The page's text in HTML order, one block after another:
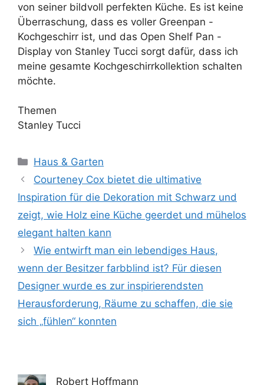
von seiner bildvoll perfekten Küche. Es ist keine
Überraschung, dass es voller Greenpan -
Kochgeschirr ist, und das Open Shelf Pan -
Display von Stanley Tucci sorgt dafür, dass ich
meine gesamte Kochgeschirrkollektion schalten
möchte.
Themen
Stanley Tucci
Kategorien
Haus & Garten
Courteney Cox bietet die ultimative
Inspiration für die Dekoration mit Schwarz und
zeigt, wie Holz eine Küche geerdet und mühelos
elegant halten kann
Wie entwirft man ein lebendiges Haus,
wenn der Besitzer farbblind ist? Für diesen
Designer wurde es zur inspirierendsten
Herausforderung, Räume zu schaffen, die sie
sich „fühlen“ konnten
Robert Hoffmann